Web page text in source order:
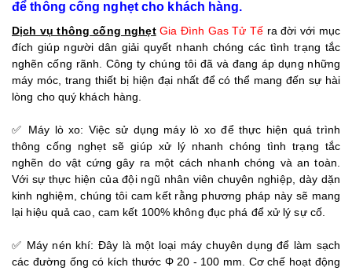
để thông cống nghẹt cho khách hàng.
Dịch vụ thông cống nghẹt Gia Đình Gas Tử Tế ra đời với mục
đích giúp người dân giải quyết nhanh chóng các tình trạng tắc
nghẽn cống rãnh. Công ty chúng tôi đã và đang áp dụng những
máy móc, trang thiết bị hiện đại nhất để có thể mang đến sự hài
lòng cho quý khách hàng.
✅ Máy lò xo: Việc sử dụng máy lò xo để thực hiện quá trình
thông cống nghẹt sẽ giúp xử lý nhanh chóng tình trạng tắc
nghẽn do vật cứng gây ra một cách nhanh chóng và an toàn.
Với sự thực hiện của đội ngũ nhân viên chuyên nghiệp, dày dặn
kinh nghiệm, chúng tôi cam kết rằng phương pháp này sẽ mang
lại hiệu quả cao, cam kết 100% không đục phá để xử lý sự cố.
✅ Máy nén khí: Đây là một loại máy chuyên dụng để làm sạch
các đường ống có kích thước Φ 20 - 100 mm. Cơ chế hoạt động